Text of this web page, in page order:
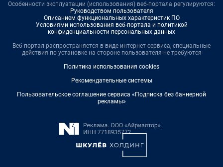
Особенности эксплуатации (использования) веб-портала регулируются:
Руководством пользователя
Описанием функциональных характеристик ПО
Условиями использования веб-портала и политикой
конфиденциальности персональных данных
Веб-портал распространяется в виде интернет-сервиса, специальные
действия по установке на стороне пользователя не требуются
Политика использования cookies
Рекомендательные системы
Пользовательское соглашение сервиса «Подписка без баннерной
рекламы»